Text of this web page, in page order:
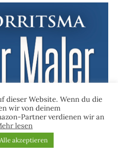
dieser Website. Wenn du die
wir von deinem
Partner verdienen wir an
lesen
Alle akzeptieren